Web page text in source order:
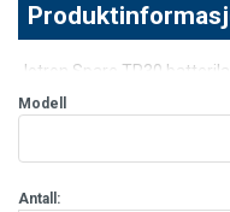
Jotron Spare TR30
med to ladeplasser, utviklet
AIR nødradioer. Den gjør
installert batteri og et
Modell
Antall: